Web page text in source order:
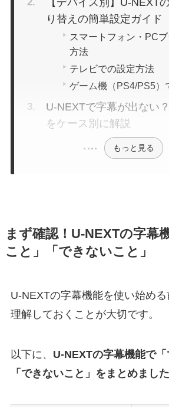
り替えの簡単設定ガイド
スマートフォン・PC
方法
テレビでの設定方法
ゲーム機（PS4/PS5）
U-NEXTで字幕が出ない
をケース別に解説
もっと見る
まず確認！U-NEXTの字幕
こと」「できないこと」
U-NEXTの字幕機能を使い始め
理解しておくことが大切です。
以下に、 U-NEXTの字幕機能で
「できないこと」をまとめました